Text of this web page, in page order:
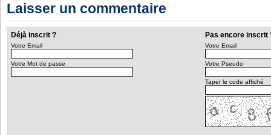
Laisser un commentaire
Déjà inscrit ? Pas encore inscrit
Votre Email
Votre Mot de passe
Votre Email
Votre Pseudo
Taper le code affiché